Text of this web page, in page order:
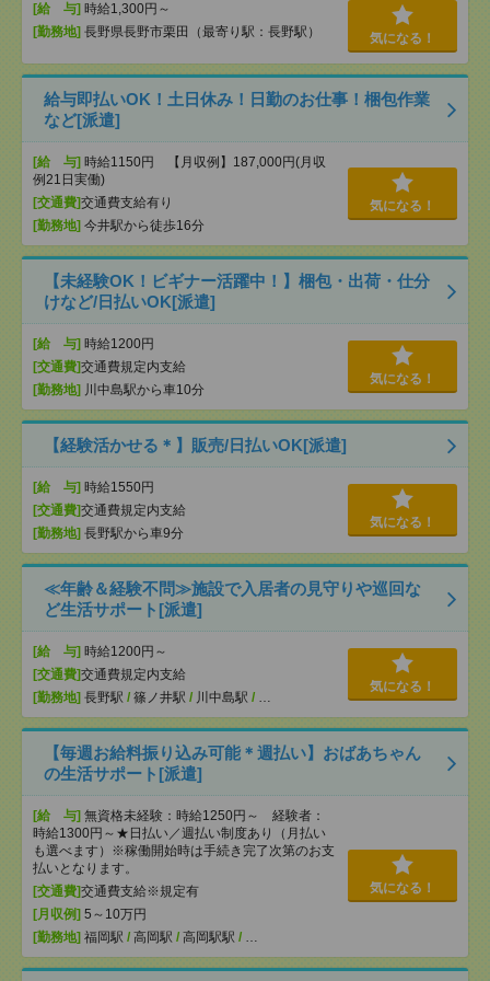
[給 与] 時給1,300円～
[勤務地] 長野県長野市栗田（最寄り駅：長野駅） 気になる！
給与即払いOK！土日休み！日勤のお仕事！梱包作業
など[派遣]
[給 与] 時給1150円 【月収例】187,000円(月収
例21日実働)
[交通費]交通費支給有り
[勤務地] 今井駅から徒歩16分
気になる！
【未経験OK！ビギナー活躍中！】梱包・出荷・仕分
けなど/日払いOK[派遣]
[給 与] 時給1200円
[交通費]交通費規定内支給
[勤務地] 川中島駅から車10分
気になる！
【経験活かせる＊】販売/日払いOK[派遣]
[給 与] 時給1550円
[交通費]交通費規定内支給
[勤務地] 長野駅から車9分
気になる！
≪年齢＆経験不問≫施設で入居者の見守りや巡回な
ど生活サポート[派遣]
[給 与] 時給1200円～
[交通費]交通費規定内支給
[勤務地] 長野駅 / 篠ノ井駅 / 川中島駅 / …
気になる！
【毎週お給料振り込み可能＊週払い】おばあちゃん
の生活サポート[派遣]
[給 与] 無資格未経験：時給1250円～ 経験者：
時給1300円～★日払い／週払い制度あり（月払い
も選べます）※稼働開始時は手続き完了次第のお支
払いとなります。
[交通費]交通費支給※規定有
[月収例] 5～10万円
[勤務地] 福岡駅 / 高岡駅 / 高岡駅駅 / …
気になる！